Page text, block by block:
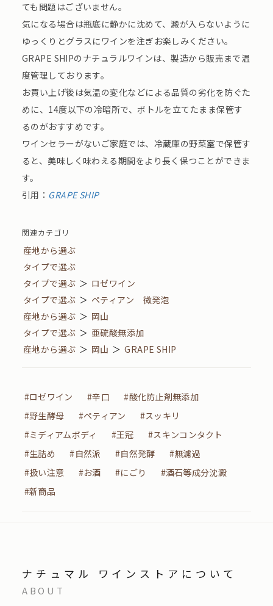
ても問題はございません。
気になる場合は瓶底に静かに沈めて、澱が入らないように
ゆっくりとグラスにワインを注ぎお楽しみください。
GRAPE SHIPのナチュラルワインは、製造から販売まで温
度管理しております。
お買い上げ後は気温の変化などによる品質の劣化を防ぐた
めに、14度以下の冷暗所で、ボトルを立てたまま保管す
るのがおすすめです。
ワインセラーがないご家庭では、冷蔵庫の野菜室で保管す
ると、美味しく味わえる期間をより長く保つことができま
す。
引用： GRAPE SHIP
関連カテゴリ
産地から選ぶ
タイプで選ぶ
タイプで選ぶ ＞ ロゼワイン
タイプで選ぶ ＞ ペティアン 微発泡
産地から選ぶ ＞ 岡山
タイプで選ぶ ＞ 亜硫酸無添加
産地から選ぶ ＞ 岡山 ＞ GRAPE SHIP
#ロゼワイン #辛口
#酸化防止剤無添加
#野生酵母
#ペティアン
#スッキリ
#ミディアムボディ
#王冠
#スキンコンタクト
#生詰め
#自然派 #自然発酵
#無濾過
#扱い注意
#お酒 #にごり
#酒石等成分沈澱
#新商品
ナチュマル ワインストアについて
ABOUT